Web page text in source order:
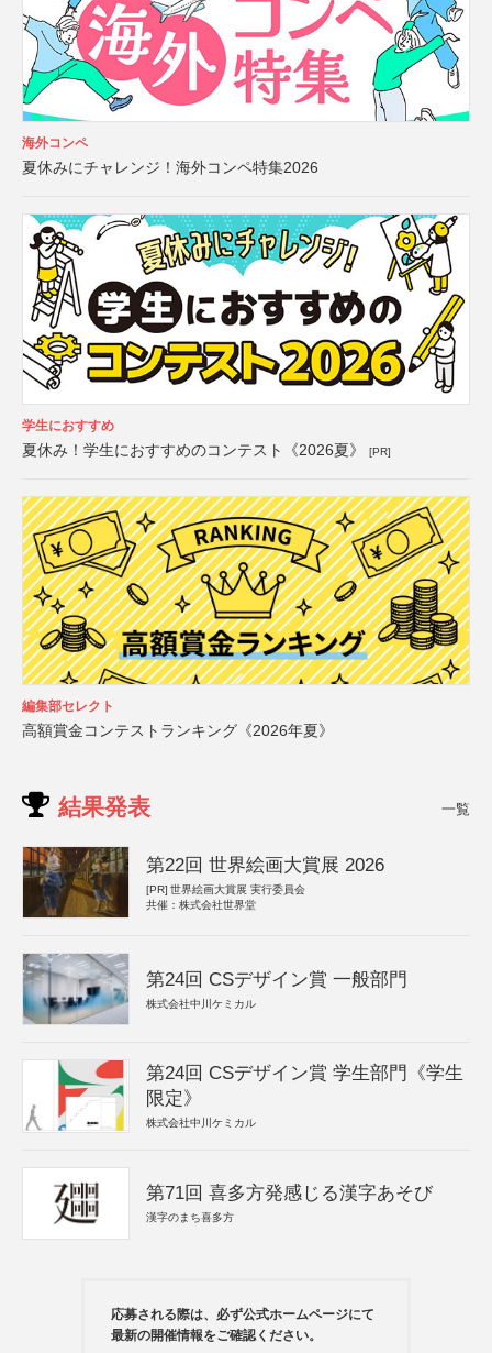
海外コンペ
夏休みにチャレンジ！海外コンペ特集2026
学生におすすめ
夏休み！学生におすすめのコンテスト《2026夏》 [PR]
編集部セレクト
高額賞金コンテストランキング《2026年夏》
結果発表 一覧
第22回 世界絵画大賞展 2026
[PR] 世界絵画大賞展 実行委員会
共催：株式会社世界堂
第24回 CSデザイン賞 一般部門
株式会社中川ケミカル
第24回 CSデザイン賞 学生部門《学生
限定》
株式会社中川ケミカル
第71回 喜多方発感じる漢字あそび
漢字のまち喜多方
応募される際は、必ず公式ホームページにて
最新の開催情報をご確認ください。